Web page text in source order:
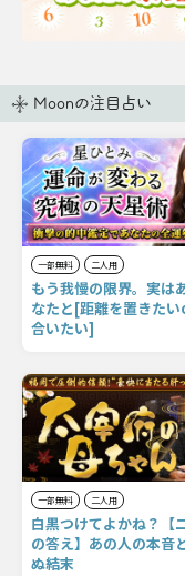
Moonの注目占い
一部無料 二人用
もう我慢の限界。実は
なたと[距離を置きた
合いたい]
一部無料 二人用
白黒つけてよかね？【
の答え】あの人の本音
ぬ結末